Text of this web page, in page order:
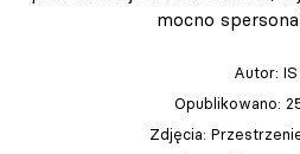
mocno
Autor: IS
Opublikowano:
Zdjęcia: